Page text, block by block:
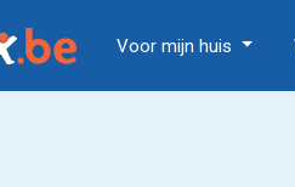
Voor mijn huis